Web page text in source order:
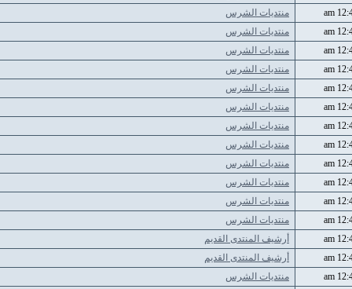
منتديات الشرس
منتديات الشرس
منتديات الشرس
منتديات الشرس
منتديات الشرس
منتديات الشرس
منتديات الشرس
منتديات الشرس
منتديات الشرس
منتديات الشرس
منتديات الشرس
منتديات الشرس
أرشيف المنتدى القديم
أرشيف المنتدى القديم
منتديات الشرس